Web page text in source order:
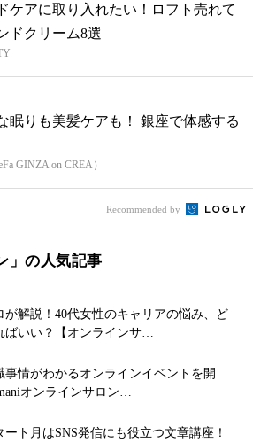
ケアに取り入れたい！ロフト売れて
ドクリーム8選
眠りも美髪ケアも！ 銀座で体感する
GINZA on CREA）
Recommended by
」の人気記事
が解説！40代女性のキャリアの悩み、ど
ばいい？【オンラインサ…
事情がわかるオンラインイベントを開
オンラインサロン…
ート月はSNS発信にも役立つ文章講座！